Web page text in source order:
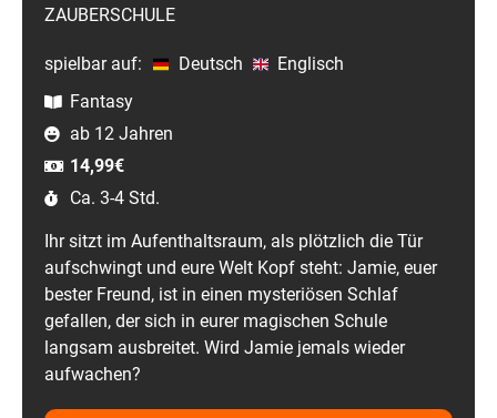
ZAUBERSCHULE
spielbar auf: Deutsch
Englisch
Fantasy
ab 12 Jahren
14,99€
Ca. 3-4 Std.
Ihr sitzt im Aufenthaltsraum, als plötzlich die Tür
aufschwingt und eure Welt Kopf steht: Jamie, euer
bester Freund, ist in einen mysteriösen Schlaf
gefallen, der sich in eurer magischen Schule
langsam ausbreitet. Wird Jamie jemals wieder
aufwachen?